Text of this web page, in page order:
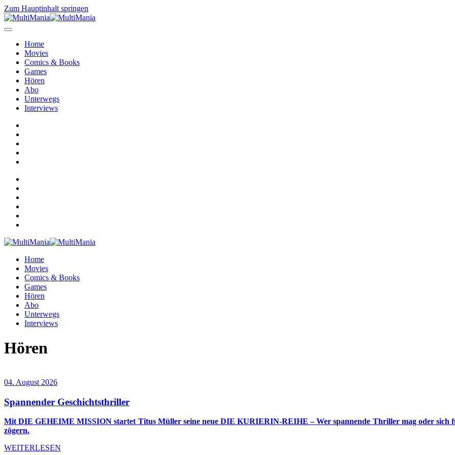
Zum Hauptinhalt springen
Home
Movies
Comics & Books
Games
Hören
Abo
Unterwegs
Interviews
Home
Movies
Comics & Books
Games
Hören
Abo
Unterwegs
Interviews
Hören
04. August 2026
Spannender Geschichtsthriller
Mit DIE GEHEIME MISSION startet Titus Müller seine neue DIE KURIERIN-REIHE – Wer spannende Thriller mag oder sich
zögern.
WEITERLESEN